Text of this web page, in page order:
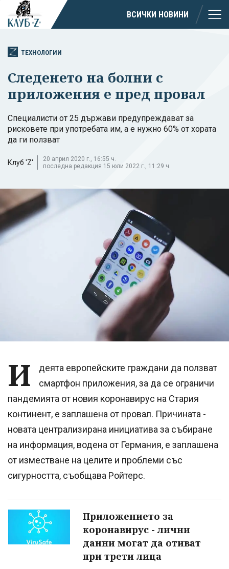
ВСИЧКИ НОВИНИ
ТЕХНОЛОГИИ
Следенето на болни с
приложения е пред провал
Специалисти от 25 държави предупреждават за
рисковете при употребата им, а е нужно 60% от хората
да ги ползват
Клуб 'Z'
20 април 2020 г., 16:55 ч.
последна редакция 15 юли 2022 г., 11:29 ч.
И
деята европейските граждани да ползват
смартфон приложения, за да се ограничи
пандемията от новия коронавирус на Стария
континент, е заплашена от провал. Причината -
новата централизирана инициатива за събиране
на информация, водена от Германия, е заплашена
от изместване на целите и проблеми със
сигурността, съобщава Ройтерс.
Приложението за
коронавирус - лични
данни могат да отиват
при трети лица